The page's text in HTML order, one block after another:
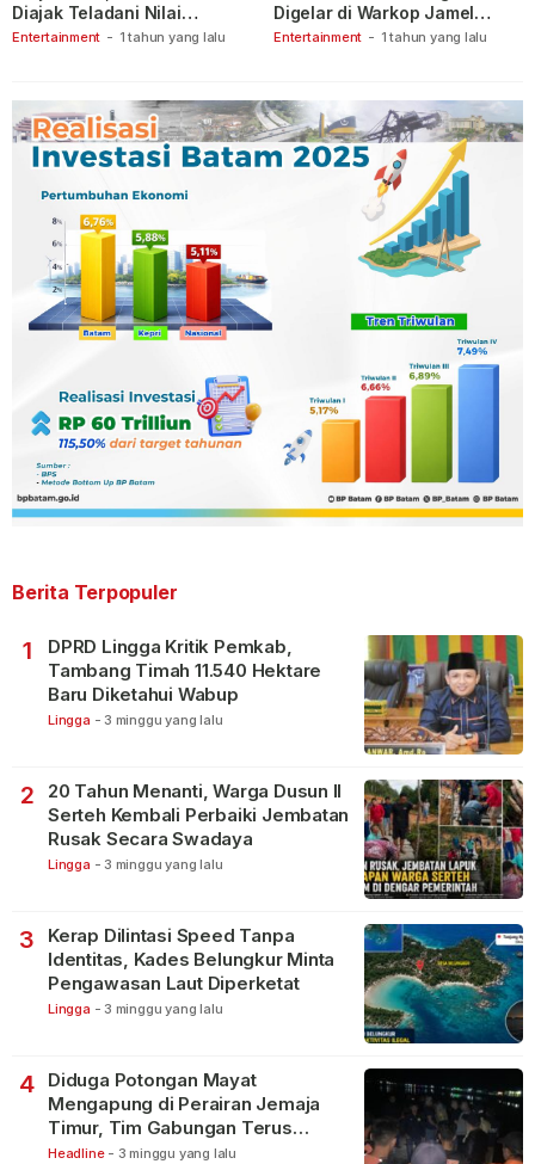
Entertainment - 1 tahun yang lalu
Diajak Teladani Nilai
Keberanian
Entertainment - 1 tahun yang lalu
Digelar di Warkop Jamel
Ganet
Berita Terpopuler
1
DPRD Lingga Kritik Pemkab,
Tambang Timah 11.540 Hektare
Baru Diketahui Wabup
Lingga - 3 minggu yang lalu
2
20 Tahun Menanti, Warga Dusun II
Serteh Kembali Perbaiki Jembatan
Rusak Secara Swadaya
Lingga - 3 minggu yang lalu
3
Kerap Dilintasi Speed Tanpa
Identitas, Kades Belungkur Minta
Pengawasan Laut Diperketat
Lingga - 3 minggu yang lalu
4
Diduga Potongan Mayat
Mengapung di Perairan Jemaja
Timur, Tim Gabungan Terus
Lakukan Pencarian
Headline - 3 minggu yang lalu